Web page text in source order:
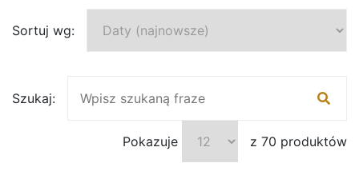
Szukaj:
Sortuj wg:
Pokazuje z 70 produktów